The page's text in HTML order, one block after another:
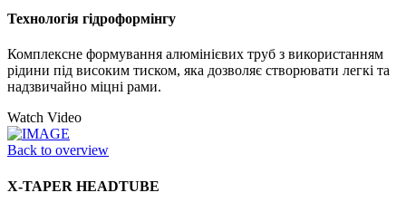
Технологія гідроформінгу
Комплексне формування алюмінієвих труб з використанням
рідини під високим тиском, яка дозволяє створювати легкі та
надзвичайно міцні рами.
Watch Video
Back to overview
X-TAPER HEADTUBE